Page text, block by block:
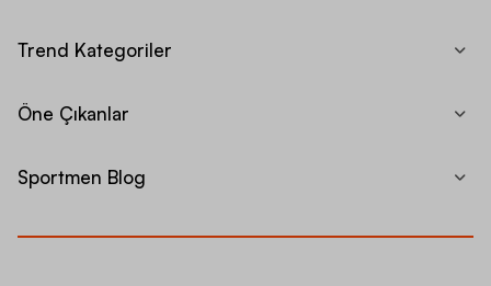
Trend Kategoriler
Öne Çıkanlar
Sportmen Blog